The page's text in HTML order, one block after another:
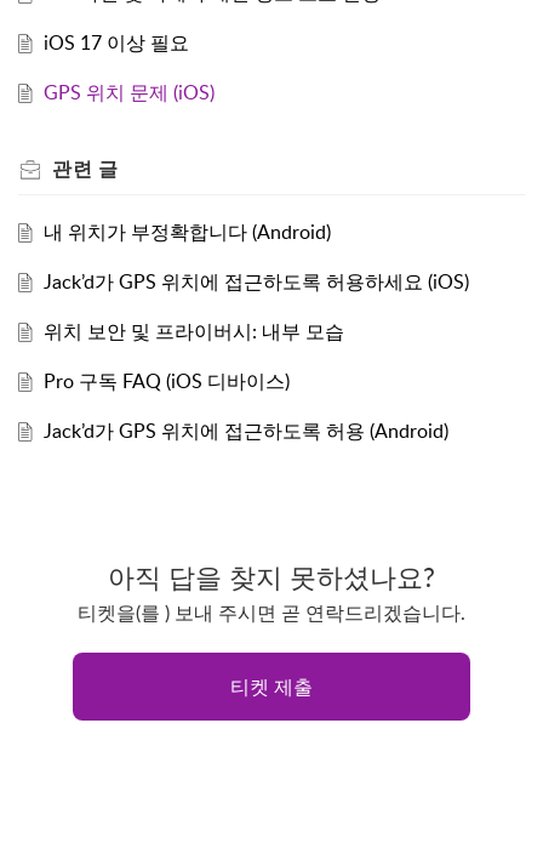
iOS 17 이상 필요
GPS 위치 문제 (iOS)
관련 글
내 위치가 부정확합니다 (Android)
Jack’d가 GPS 위치에 접근하도록 허용하세요 (iOS)
위치 보안 및 프라이버시: 내부 모습
Pro 구독 FAQ (iOS 디바이스)
Jack’d가 GPS 위치에 접근하도록 허용 (Android)
아직 답을 찾지 못하셨나요?
티켓을(를 ) 보내 주시면 곧 연락드리겠습니다.
티켓 제출